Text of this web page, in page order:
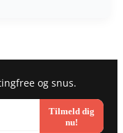
og snus.
Tilmeld dig
nu!